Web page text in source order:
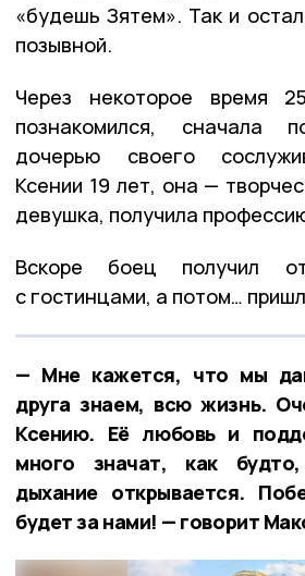
«будешь Зятем». Так и
позывной.
Через некоторое время
познакомился, сначала
дочерью своего
Ксении 19 лет, она —
девушка, получила
Вскоре боец получил
с гостинцами, а потом…
— Мне кажется, что мы
друга знаем, всю жизнь.
Ксению. Её любовь и
много значат, как
дыхание открывается.
будет за нами! — говорит